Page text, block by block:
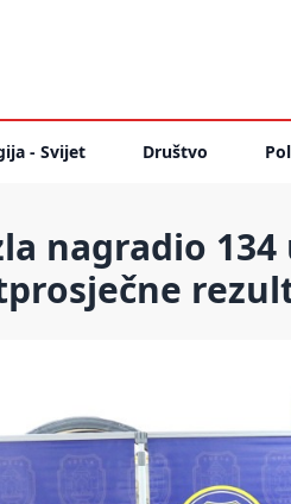
- Svijet Društvo
nagradio